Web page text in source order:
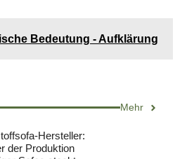
Bedeutung - Aufklärung
Mehr
Hersteller:
der Produktion